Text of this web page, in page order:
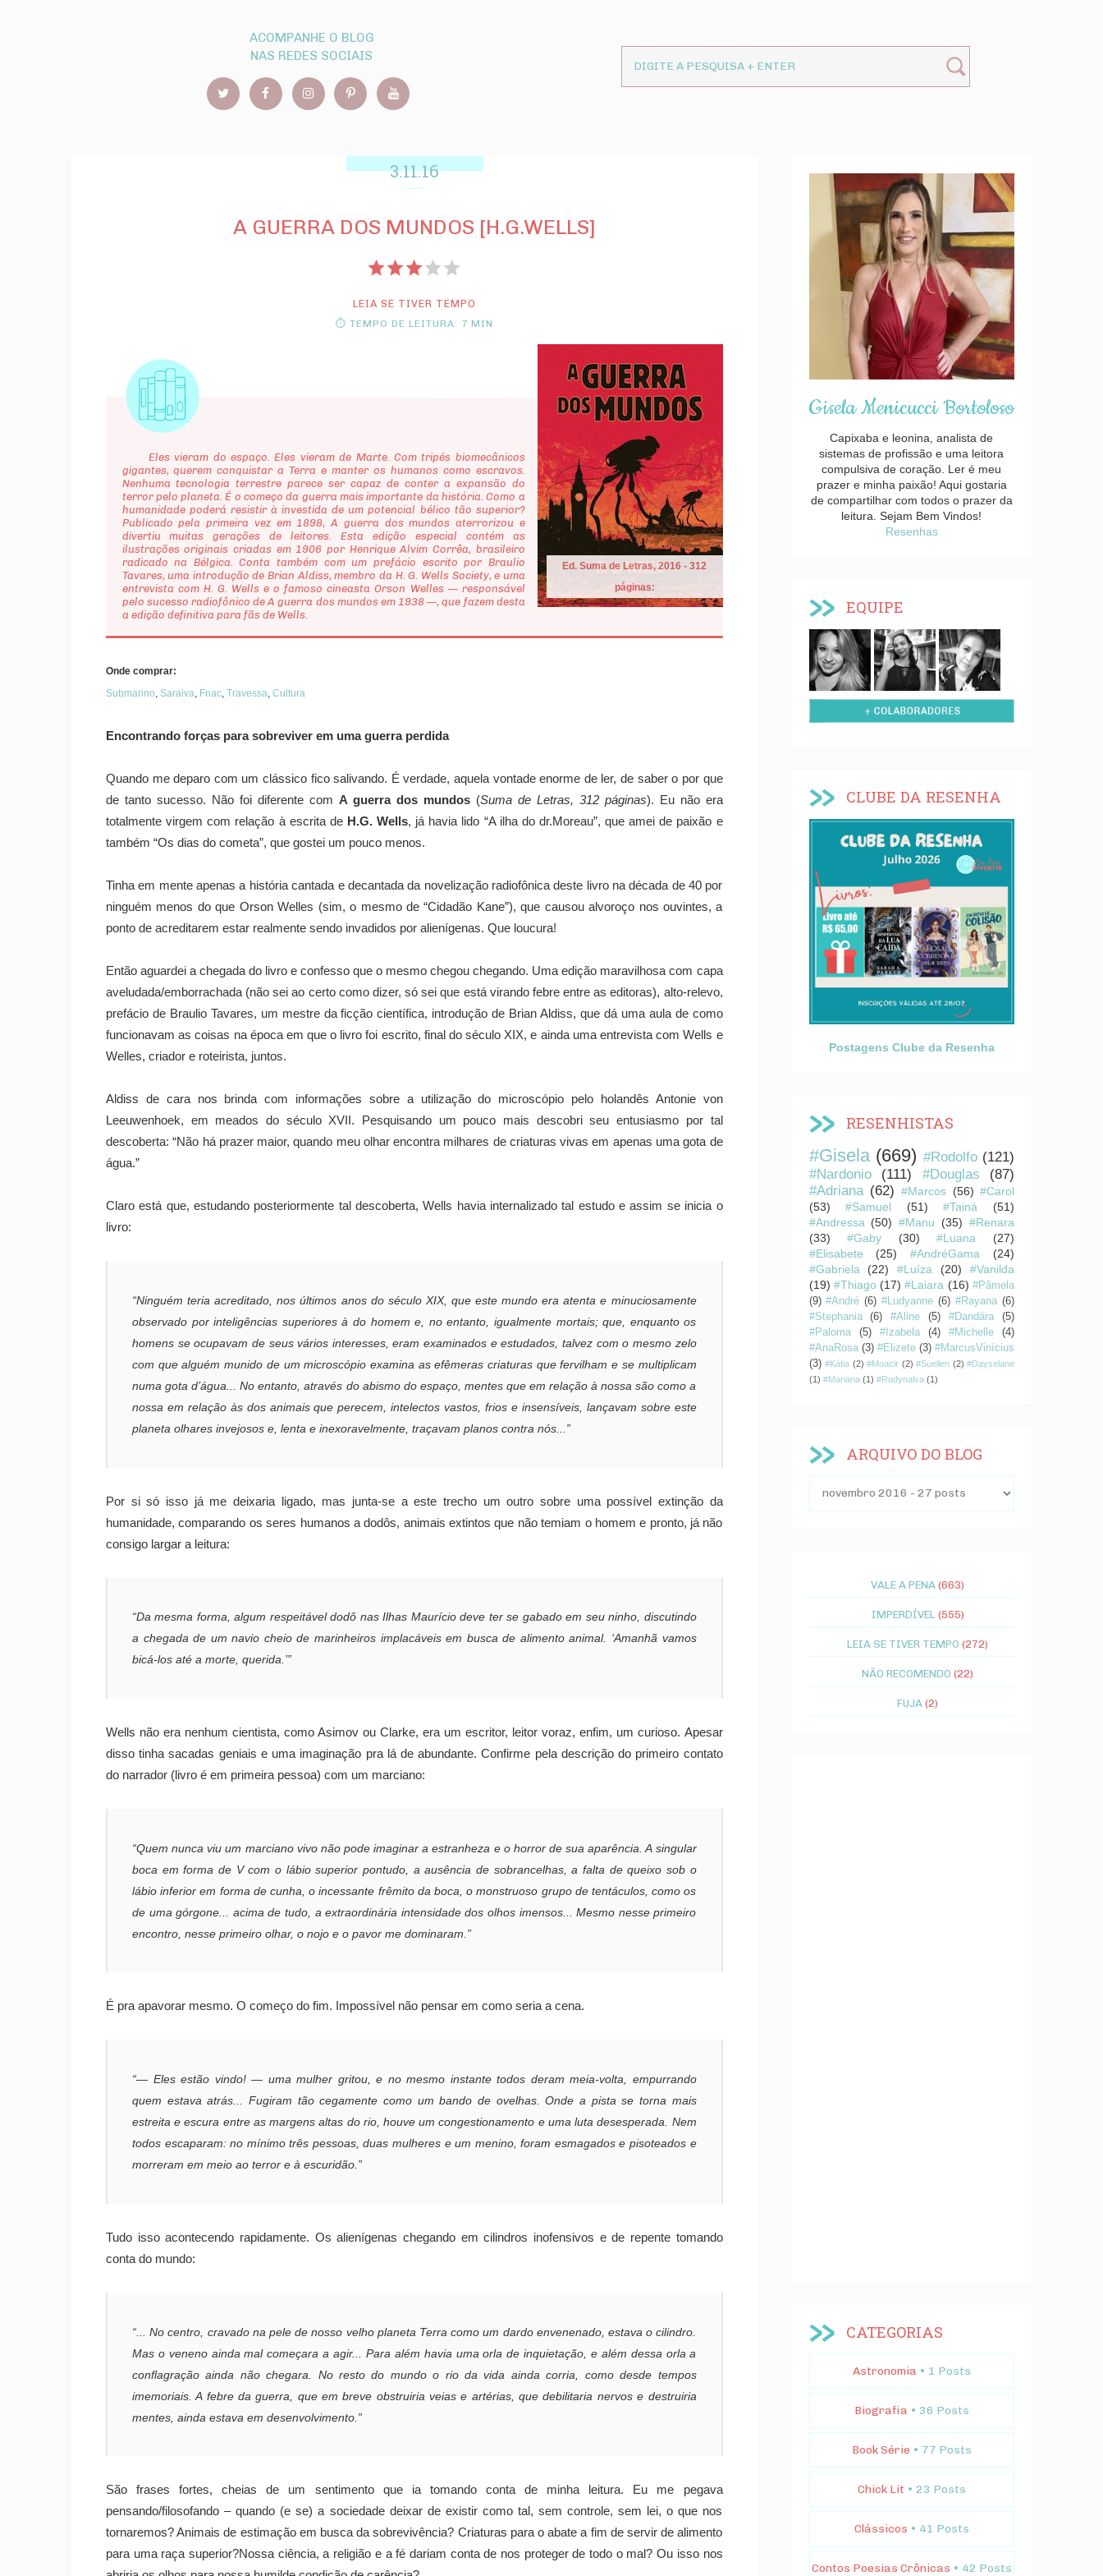
ACOMPANHE O BLOG
NAS REDES SOCIAIS
3.11.16
A GUERRA DOS MUNDOS [H.G.WELLS]
LEIA SE TIVER TEMPO
⏱ TEMPO DE LEITURA: 7 MIN
Ed. Suma de Letras, 2016 - 312
páginas:
Eles vieram do espaço. Eles vieram de Marte. Com tripés biomecânicos
gigantes, querem conquistar a Terra e manter os humanos como escravos.
Nenhuma tecnologia terrestre parece ser capaz de conter a expansão do
terror pelo planeta. É o começo da guerra mais importante da história. Como a
humanidade poderá resistir à investida de um potencial bélico tão superior?
Publicado pela primeira vez em 1898, A guerra dos mundos aterrorizou e
divertiu muitas gerações de leitores. Esta edição especial contém as
ilustrações originais criadas em 1906 por Henrique Alvim Corrêa, brasileiro
radicado na Bélgica. Conta também com um prefácio escrito por Braulio
Tavares, uma introdução de Brian Aldiss, membro da H. G. Wells Society, e uma
entrevista com H. G. Wells e o famoso cineasta Orson Welles — responsável
pelo sucesso radiofônico de A guerra dos mundos em 1938 —, que fazem desta
a edição definitiva para fãs de Wells.
Onde comprar:
Submarino, Saraiva, Fnac, Travessa, Cultura
Encontrando forças para sobreviver em uma guerra perdida
Quando me deparo com um clássico fico salivando. É verdade, aquela vontade enorme de ler, de saber o por que
de tanto sucesso. Não foi diferente com A guerra dos mundos(Suma de Letras, 312 páginas). Eu não era
totalmente virgem com relação à escrita de H.G. Wells, já havia lido “A ilha do dr.Moreau”, que amei de paixão e
também “Os dias do cometa”, que gostei um pouco menos.
Tinha em mente apenas a história cantada e decantada da novelização radiofônica deste livro na década de 40 por
ninguém menos do que Orson Welles (sim, o mesmo de “Cidadão Kane”), que causou alvoroço nos ouvintes, a
ponto de acreditarem estar realmente sendo invadidos por alienígenas. Que loucura!
Então aguardei a chegada do livro e confesso que o mesmo chegou chegando. Uma edição maravilhosa com capa
aveludada/emborrachada (não sei ao certo como dizer, só sei que está virando febre entre as editoras), alto-relevo,
prefácio de Braulio Tavares, um mestre da ficção científica, introdução de Brian Aldiss, que dá uma aula de como
funcionavam as coisas na época em que o livro foi escrito, final do século XIX, e ainda uma entrevista com Wells e
Welles, criador e roteirista, juntos.
Aldiss de cara nos brinda com informações sobre a utilização do microscópio pelo holandês Antonie von
Leeuwenhoek, em meados do século XVII. Pesquisando um pouco mais descobri seu entusiasmo por tal
descoberta: “Não há prazer maior, quando meu olhar encontra milhares de criaturas vivas em apenas uma gota de
água.”
Claro está que, estudando posteriormente tal descoberta, Wells havia internalizado tal estudo e assim se inicia o
livro:
“Ninguém teria acreditado, nos últimos anos do século XIX, que este mundo era atenta e minuciosamente
observado por inteligências superiores à do homem e, no entanto, igualmente mortais; que, enquanto os
homens se ocupavam de seus vários interesses, eram examinados e estudados, talvez com o mesmo zelo
com que alguém munido de um microscópio examina as efêmeras criaturas que fervilham e se multiplicam
numa gota d’água... No entanto, através do abismo do espaço, mentes que em relação à nossa são como a
nossa em relação às dos animais que perecem, intelectos vastos, frios e insensíveis, lançavam sobre este
planeta olhares invejosos e, lenta e inexoravelmente, traçavam planos contra nós...”
Por si só isso já me deixaria ligado, mas junta-se a este trecho um outro sobre uma possível extinção da
humanidade, comparando os seres humanos a dodôs, animais extintos que não temiam o homem e pronto, já não
consigo largar a leitura:
“Da mesma forma, algum respeitável dodô nas Ilhas Maurício deve ter se gabado em seu ninho, discutindo
a chegada de um navio cheio de marinheiros implacáveis em busca de alimento animal. ‘Amanhã vamos
bicá-los até a morte, querida.’”
Wells não era nenhum cientista, como Asimov ou Clarke, era um escritor, leitor voraz, enfim, um curioso. Apesar
disso tinha sacadas geniais e uma imaginação pra lá de abundante. Confirme pela descrição do primeiro contato
do narrador (livro é em primeira pessoa) com um marciano:
“Quem nunca viu um marciano vivo não pode imaginar a estranheza e o horror de sua aparência. A singular
boca em forma de V com o lábio superior pontudo, a ausência de sobrancelhas, a falta de queixo sob o
lábio inferior em forma de cunha, o incessante frêmito da boca, o monstruoso grupo de tentáculos, como os
de uma górgone... acima de tudo, a extraordinária intensidade dos olhos imensos... Mesmo nesse primeiro
encontro, nesse primeiro olhar, o nojo e o pavor me dominaram.”
É pra apavorar mesmo. O começo do fim. Impossível não pensar em como seria a cena.
“— Eles estão vindo! — uma mulher gritou, e no mesmo instante todos deram meia-volta, empurrando
quem estava atrás... Fugiram tão cegamente como um bando de ovelhas. Onde a pista se torna mais
estreita e escura entre as margens altas do rio, houve um congestionamento e uma luta desesperada. Nem
todos escaparam: no mínimo três pessoas, duas mulheres e um menino, foram esmagados e pisoteados e
morreram em meio ao terror e à escuridão.”
Tudo isso acontecendo rapidamente. Os alienígenas chegando em cilindros inofensivos e de repente tomando
conta do mundo:
“... No centro, cravado na pele de nosso velho planeta Terra como um dardo envenenado, estava o cilindro.
Mas o veneno ainda mal começara a agir... Para além havia uma orla de inquietação, e além dessa orla a
conflagração ainda não chegara. No resto do mundo o rio da vida ainda corria, como desde tempos
imemoriais. A febre da guerra, que em breve obstruiria veias e artérias, que debilitaria nervos e destruiria
mentes, ainda estava em desenvolvimento.”
São frases fortes, cheias de um sentimento que ia tomando conta de minha leitura. Eu me pegava
pensando/filosofando – quando (e se) a sociedade deixar de existir como tal, sem controle, sem lei, o que nos
tornaremos? Animais de estimação em busca da sobrevivência? Criaturas para o abate a fim de servir de alimento
para uma raça superior?Nossa ciência, a religião e a fé dariam conta de nos proteger de todo o mal? Ou isso nos
Gisela Menicucci Bortoloso
Capixaba e leonina, analista de
sistemas de profissão e uma leitora
compulsiva de coração. Ler é meu
prazer e minha paixão! Aqui gostaria
de compartilhar com todos o prazer da
leitura. Sejam Bem Vindos!
Resenhas
EQUIPE
CLUBE DA RESENHA
Postagens Clube da Resenha
RESENHISTAS
#Gisela (669) #Rodolfo (121)
#Nardonio
(111) #Douglas
(87)
#Adriana (62) #Marcos (56) #Carol
(53)
#Samuel (51) #Tainá
(51)
#Andressa (50) #Manu (35) #Renara
(33)
#Gaby (30) #Luana
(27)
#Elisabete
(25) #AndréGama
(24)
#Gabriela
(22) #Luíza (20)
#Vanilda
(19) #Thiago (17) #Laiara (16) #Pâmela
(9) #André (6) #Ludyanne (6) #Rayana (6)
#Stephania
(6) #Aline (5) #Dandára
(5)
#Paloma
(5) #Izabela (4) #Michelle
(4)
#AnaRosa (3) #Elizete (3) #MarcusVinícius
(3) #Kátia (2) #Moacir (2) #Suellen (2) #Dayselane
(1) #Mariana (1) #Rudynalva (1)
ARQUIVO DO BLOG
VALE A PENA (663)
IMPERDÍVEL (555)
LEIA SE TIVER TEMPO (272)
NÃO RECOMENDO (22)
FUJA (2)
CATEGORIAS
Astronomia • 1 Posts
Biografia • 36 Posts
Book Série • 77 Posts
Chick Lit • 23 Posts
Clássicos • 41 Posts
Contos Poesias Crônicas • 42 Posts